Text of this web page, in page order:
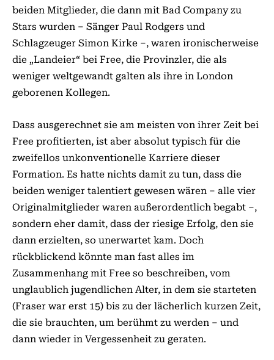
beiden Mitglieder, die dann mit Bad Company zu
Stars wurden – Sänger Paul Rodgers und
Schlagzeuger Simon Kirke –, waren ironischerweise
die „Landeier“ bei Free, die Provinzler, die als
weniger weltgewandt galten als ihre in London
geborenen Kollegen.
Dass ausgerechnet sie am meisten von ihrer Zeit bei
Free profitierten, ist aber absolut typisch für die
zweifellos unkonventionelle Karriere dieser
Formation. Es hatte nichts damit zu tun, dass die
beiden weniger talentiert gewesen wären – alle vier
Originalmitglieder waren außerordentlich begabt –,
sondern eher damit, dass der riesige Erfolg, den sie
dann erzielten, so unerwartet kam. Doch
rückblickend könnte man fast alles im
Zusammenhang mit Free so beschreiben, vom
unglaublich jugendlichen Alter, in dem sie starteten
(Fraser war erst 15) bis zu der lächerlich kurzen Zeit,
die sie brauchten, um berühmt zu werden – und
dann wieder in Vergessenheit zu geraten.